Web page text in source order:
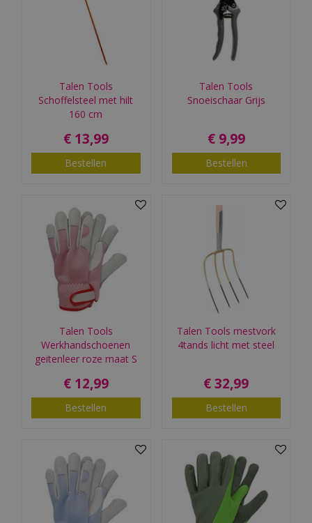
Talen Tools
Schoffelsteel met hilt
160 cm
€ 13,99
Bestellen
Talen Tools
Snoeischaar Grijs
€ 9,99
Bestellen
Talen Tools
Werkhandschoenen
geitenleer roze maat S
€ 12,99
Bestellen
Talen Tools mestvork
4tands licht met steel
€ 32,99
Bestellen